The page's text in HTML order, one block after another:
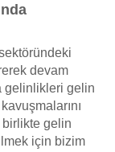
devam
gelinlikleri gelin
gelin
için bizim